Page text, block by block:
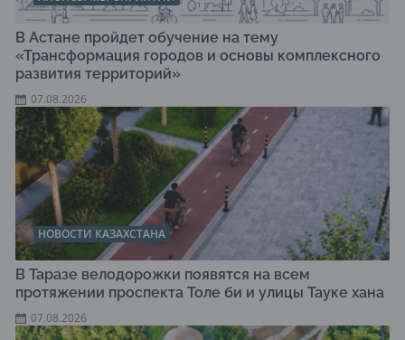
В Астане пройдет обучение на тему
«Трансформация городов и основы комплексного
развития территорий»
07.08.2026
НОВОСТИ КАЗАХСТАНА
В Таразе велодорожки появятся на всем
протяжении проспекта Толе би и улицы Тауке хана
07.08.2026